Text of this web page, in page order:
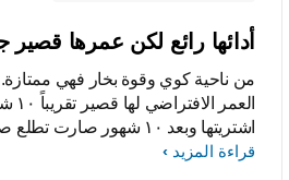
أدائها رائع لكن عمرها قصير
من ناحية كوي وقوة بخار فهي
العمر
اشتريتها وبعد ١٠ شهور صارت
التماس كهرباء، رجعتها للمحل وبدلوها
قراءة المزيد